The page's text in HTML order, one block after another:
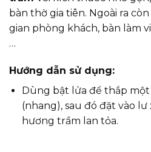
bàn thờ gia tiên. Ngoài ra
gian phòng khách, bàn làm
…
Hướng dẫn sử dụng:
Dùng bật lửa để thắp
(nhang), sau đó đặt vào
hương trầm lan tỏa.